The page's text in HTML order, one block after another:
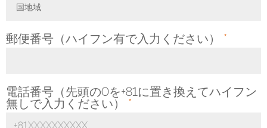
国地域
郵便番号（ハイフン有で入力ください） *
電話番号（先頭の0を+81に置き換えてハイフン
無しで入力ください） *